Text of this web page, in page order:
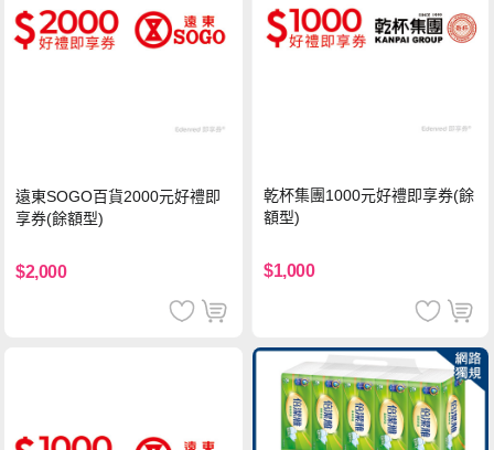
遠東SOGO百貨2000元好禮即
享券(餘額型)
$2,000
乾杯集團1000元好禮即享券(餘
額型)
$1,000